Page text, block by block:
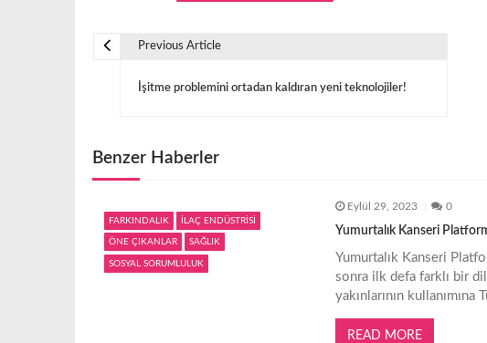
z
g
Previous Article
İşitme problemini ortadan kaldıran yeni teknolojiler!
Benzer Haberler
FARKINDALIK İLAÇ ENDÜSTRİSİ
ÖNE ÇIKANLAR SAĞLIK
SOSYAL SORUMLULUK
Eylül 29, 2023 0
Yumurtalık Kanseri
Yumurtalık Kanseri
sonra ilk defa farklı bir
yakınlarının kullanımına
READ MORE